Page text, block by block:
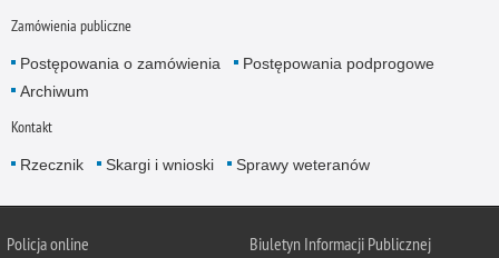
Zamówienia publiczne
Postępowania o zamówienia
Postępowania podprogowe
Archiwum
Kontakt
Rzecznik Skargi i wnioski Sprawy weteranów
Policjaonline
Biuletyn Informacji Publicznej